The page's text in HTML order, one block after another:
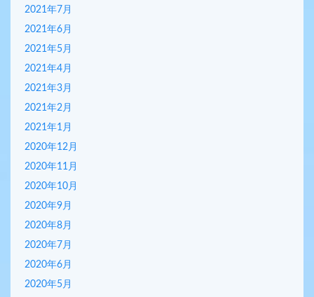
2021年7月
2021年6月
2021年5月
2021年4月
2021年3月
2021年2月
2021年1月
2020年12月
2020年11月
2020年10月
2020年9月
2020年8月
2020年7月
2020年6月
2020年5月